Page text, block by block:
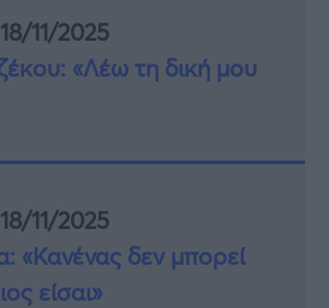
11/2025
«Λέω τη δική μου
11/2025
«Κανένας δεν μπορεί
είσαι»